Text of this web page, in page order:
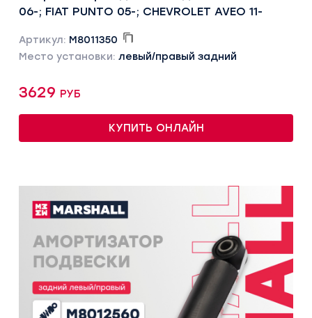
06-; FIAT PUNTO 05-; CHEVROLET AVEO 11-
Артикул: M8011350
Место установки: левый/правый задний
3629 руб
КУПИТЬ ОНЛАЙН